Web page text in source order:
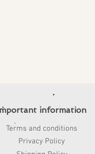
information
Terms and conditions
Privacy Policy